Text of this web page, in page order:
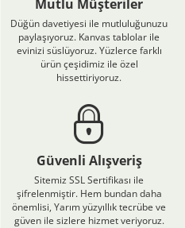
Mutlu Müşteriler
Düğün davetiyesi ile mutluluğunuzu
paylaşıyoruz. Kanvas tablolar ile
evinizi süslüyoruz. Yüzlerce farklı
ürün çeşidimiz ile özel
hissettiriyoruz.
Güvenli Alışveriş
Sitemiz SSL Sertifikası ile
şifrelenmiştir. Hem bundan daha
önemlisi, Yarım yüzyıllık tecrübe ve
güven ile sizlere hizmet veriyoruz.